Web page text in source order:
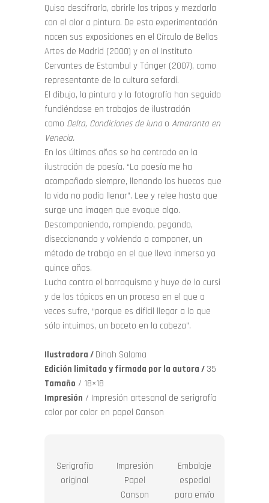
Quiso descifrarla, abrirle las tripas y mezclarla
con el olor a pintura. De esta experimentación
nacen sus exposiciones en el Círculo de Bellas
Artes de Madrid (2000) y en el Instituto
Cervantes de Estambul y Tánger (2007), como
representante de la cultura sefardí.
El dibujo, la pintura y la fotografía han seguido
fundiéndose en trabajos de ilustración
como Delta, Condiciones de lunao Amaranta en
Venecia.
En los últimos años se ha centrado en la
ilustración de poesía. “La poesía me ha
acompañado siempre, llenando los huecos que
la vida no podía llenar”. Lee y relee hasta que
surge una imagen que evoque algo.
Descomponiendo, rompiendo, pegando,
diseccionando y volviendo a componer, un
método de trabajo en el que lleva inmersa ya
quince años.
Lucha contra el barroquismo y huye de lo cursi
y de los tópicos en un proceso en el que a
veces sufre, “porque es difícil llegar a lo que
sólo intuimos, un boceto en la cabeza”.
Ilustradora / Dinah Salama
Edición limitada y firmada por la autora / 35
Tamaño / 18×18
Impresión / Impresión artesanal de serigrafía
color por color en papel Canson
Serigrafía
original
Impresión
Papel
Canson
Embalaje
especial
para envío